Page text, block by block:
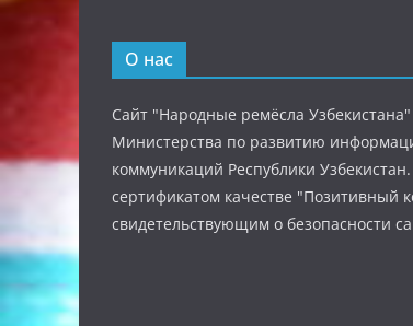
О нас
Сайт "Народные ремёсла
Министерства по развитию
коммуникаций Республики Узбекистан.
сертификатом качестве "Позитивный
свидетельствующим о безопасности